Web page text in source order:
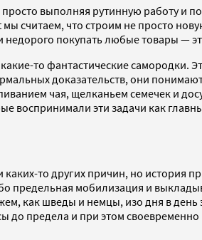
выполняя рутинную работу и
считаем, что строим не просто
покупать любые товары —
то фантастические самородки.
доказательств, они
чая, щелканьем семечек и
воспринимали эти задачи как
то других причин, но история
мобилизация и
как шведы и немцы, изо дня в
предела и при этом